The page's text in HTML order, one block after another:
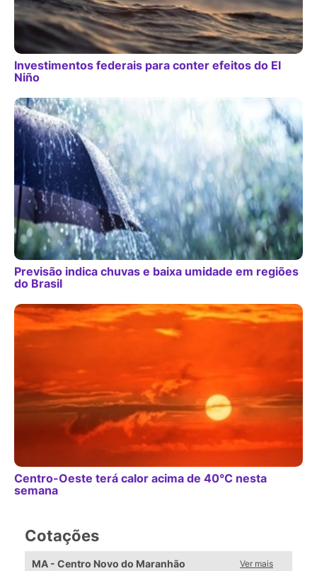
Investimentos federais para conter efeitos do El
Niño
Previsão indica chuvas e baixa umidade em regiões
do Brasil
Centro-Oeste terá calor acima de 40°C nesta
semana
Cotações
MA - Centro Novo do Maranhão Ver mais